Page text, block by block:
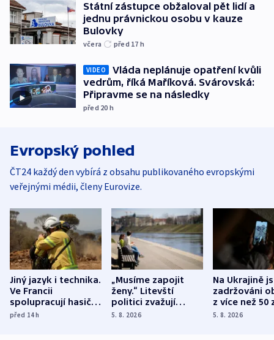
Státní zástupce obžaloval pět lidí a
jednu právnickou osobu v kauze
Bulovky
včera před 17 h
VIDEO
Vláda neplánuje opatření kvůli
vedrům, říká Maříková. Svárovská:
Připravme se na následky
před 20 h
Evropský pohled
ČT24 každý den vybírá z obsahu publikovaného evropskými
veřejnými médii, členy Eurovize.
Jiný jazyk i technika.
Ve Francii
spolupracují hasiči z
různých zemí
před 14h
„Musíme zapojit
ženy.“ Litevští
politici zvažují
dohodu o
5. 8. 2026
Na Ukrajině
zadržováni
z více než 50
Bojovali na
5. 8. 2026